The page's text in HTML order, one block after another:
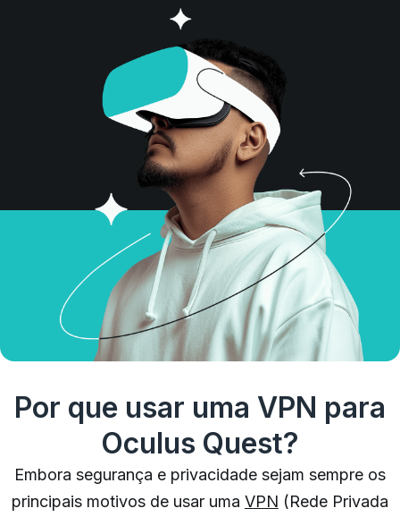
Por que usar uma VPN para
Oculus Quest?
Embora segurança e privacidade sejam sempre os
principais motivos de usar uma VPN (Rede Privada